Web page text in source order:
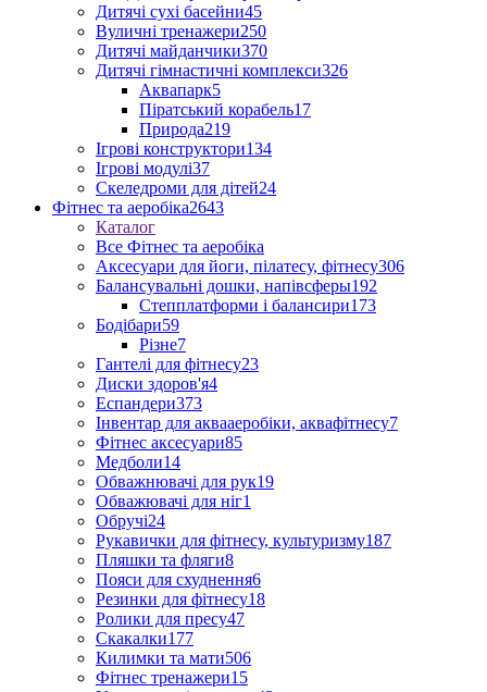
Дитячі сухі басейни45
Вуличні тренажери250
Дитячі майданчики370
Дитячі гімнастичні комплекси326
Аквапарк5
Піратський корабель17
Природа219
Ігрові конструктори134
Ігрові модулі37
Скеледроми для дітей24
Фітнес та аеробіка2643
Каталог
Все Фітнес та аеробіка
Аксесуари для йоги, пілатесу, фітнесу306
Балансувальні дошки, напівсферы192
Степплатформи і балансири173
Бодібари59
Різне7
Гантелі для фітнесу23
Диски здоров'я4
Еспандери373
Інвентар для аквааеробіки, аквафітнесу7
Фітнес аксесуари85
Медболи14
Обважнювачі для рук19
Обважювачі для ніг1
Обручі24
Рукавички для фітнесу, культуризму187
Пляшки та фляги8
Пояси для схуднення6
Резинки для фітнесу18
Ролики для пресу47
Скакалки177
Килимки та мати506
Фітнес тренажери15